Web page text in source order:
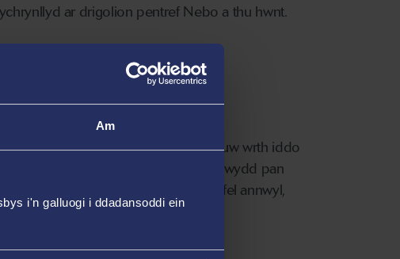
Am
i'n galluogi i ddadansoddi ein
ar drigolion pentref Nebo a thu hwnt.
Ros
Steffan Ros, sy'n dilyn hanes Huw wrth iddo
haf. Ond mae pethau rhyfedd yn digwydd pan
a hithau dioddef o dementia. Nofel annwyl,
a neges bwysig.